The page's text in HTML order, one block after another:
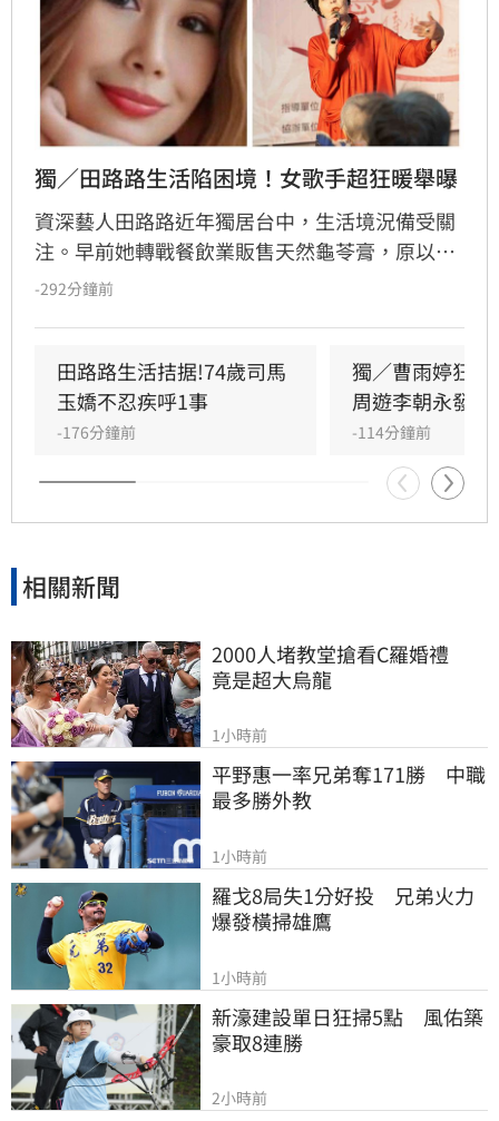
獨／田路路生活陷困境！女歌手超狂暖舉曝
資深藝人田路路近年獨居台中，生活境況備受關
注。早前她轉戰餐飲業販售天然龜苓膏，原以為
事業漸入佳境，卻因身體狀況欠佳及腳傷復發，
優先處理私人事務並調養身體。長期相挺的歌手
乾妹奕君也證實此消息。
-292分鐘前
田路路生活拮据!74歲司馬
玉嬌不忍疾呼1事
-176分鐘前
獨／曹雨婷狂
周遊李朝永發聲
-114分鐘前
相關新聞
2000人堵教堂搶看C羅婚禮
竟是超大烏龍
1小時前
平野惠一率兄弟奪171勝　中職
最多勝外教
1小時前
羅戈8局失1分好投　兄弟火力
爆發橫掃雄鷹
1小時前
新濠建設單日狂掃5點　風佑築
豪取8連勝
2小時前